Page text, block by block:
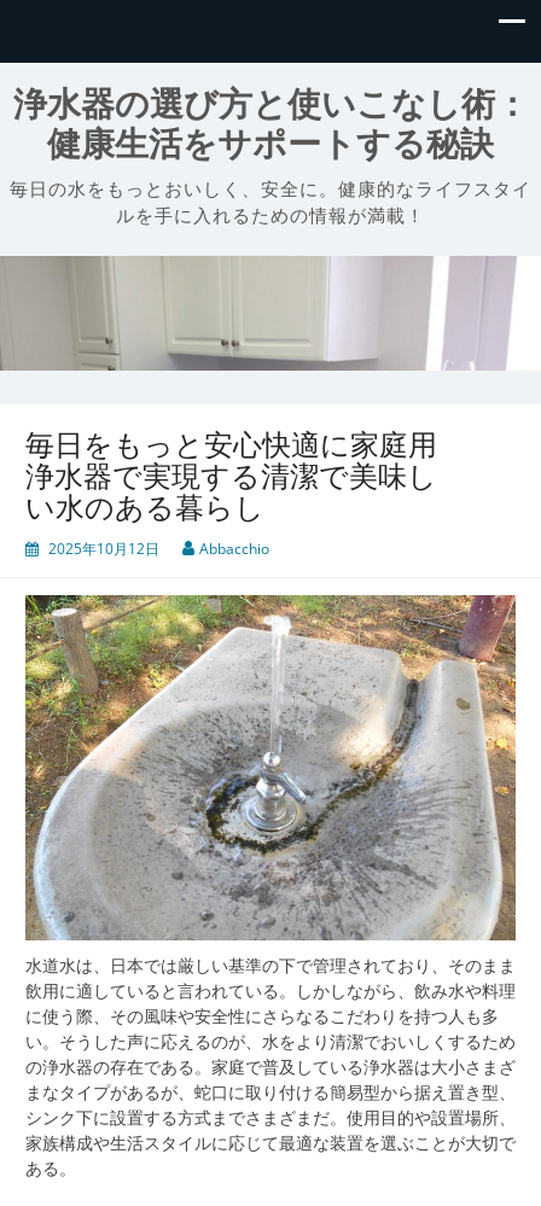
浄水器の選び方と使いこなし術：
健康生活をサポートする秘訣
毎日の水をもっとおいしく、安全に。健康的なライフスタイ
ルを手に入れるための情報が満載！
毎日をもっと安心快適に家庭用
浄水器で実現する清潔で美味し
い水のある暮らし
2025年10月12日 Abbacchio
水道水は、日本では厳しい基準の下で管理されており、そのまま
飲用に適していると言われている。
しかしながら、飲み水や料理
に使う際、その風味や安全性にさらなるこだわりを持つ人も多
い。そうした声に応えるのが、水をより清潔でおいしくするため
の浄水器の存在である。家庭で普及している浄水器は大小さまざ
まなタイプがあるが、蛇口に取り付ける簡易型から据え置き型、
シンク下に設置する方式までさまざまだ。使用目的や設置場所、
家族構成や生活スタイルに応じて最適な装置を選ぶことが大切で
ある。